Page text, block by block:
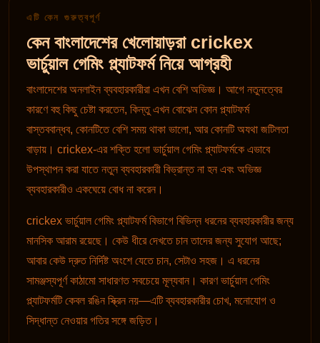
এটি কেন গুরুত্বপূর্ণ
কেন বাংলাদেশের খেলোয়াড়রা crickex
ভার্চুয়াল গেমিং প্ল্যাটফর্ম নিয়ে আগ্রহী
বাংলাদেশের অনলাইন ব্যবহারকারীরা এখন বেশি অভিজ্ঞ। আগে নতুনত্বের
কারণে বহু কিছু চেষ্টা করতেন, কিন্তু এখন বোঝেন কোন প্ল্যাটফর্ম
বাস্তববান্ধব, কোনটিতে বেশি সময় থাকা ভালো, আর কোনটি অযথা জটিলতা
বাড়ায়। crickex-এর শক্তি হলো ভার্চুয়াল গেমিং প্ল্যাটফর্মকে এভাবে
উপস্থাপন করা যাতে নতুন ব্যবহারকারী বিভ্রান্ত না হন এবং অভিজ্ঞ
ব্যবহারকারীও একঘেয়ে বোধ না করেন।
crickex ভার্চুয়াল গেমিং প্ল্যাটফর্ম বিভাগে বিভিন্ন ধরনের ব্যবহারকারীর জন্য
মানসিক আরাম রয়েছে। কেউ ধীরে দেখতে চান তাদের জন্য সুযোগ আছে;
আবার কেউ দ্রুত নির্দিষ্ট অংশে যেতে চান, সেটাও সহজ। এ ধরনের
সামঞ্জস্যপূর্ণ কাঠামো সাধারণত সবচেয়ে মূল্যবান। কারণ ভার্চুয়াল গেমিং
প্ল্যাটফর্মটি কেবল রঙিন স্ক্রিন নয়—এটি ব্যবহারকারীর চোখ, মনোযোগ ও
সিদ্ধান্ত নেওয়ার গতির সঙ্গে জড়িত।